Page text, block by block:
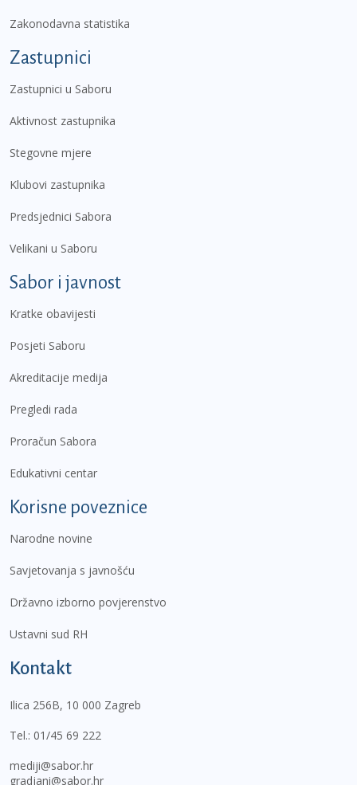
Zakonodavna statistika
Zastupnici
Zastupnici u Saboru
Aktivnost zastupnika
Stegovne mjere
Klubovi zastupnika
Predsjednici Sabora
Velikani u Saboru
Sabor i javnost
Kratke obavijesti
Posjeti Saboru
Akreditacije medija
Pregledi rada
Proračun Sabora
Edukativni centar
Korisne poveznice
Narodne novine
Savjetovanja s javnošću
Državno izborno povjerenstvo
Ustavni sud RH
Kontakt
Ilica 256B, 10 000 Zagreb
Tel.: 01/45 69 222
mediji@sabor.hr
gradjani@sabor.hr